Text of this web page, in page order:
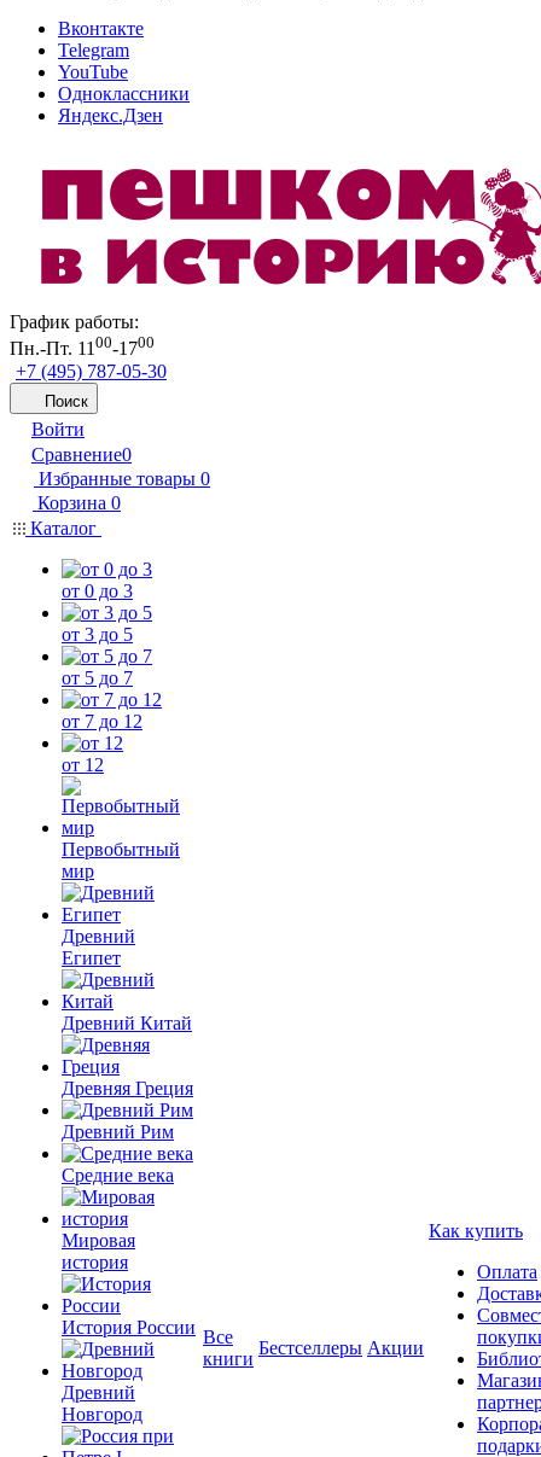
Вконтакте
Telegram
YouTube
Одноклассники
Яндекс.Дзен
График работы:
Пн.-Пт. 1100-1700
+7 (495) 787-05-30
Поиск
Войти
Сравнение0
Избранные товары 0
Корзина 0
Каталог
от 0 до 3
от 3 до 5
от 5 до 7
от 7 до 12
от 12
Первобытный
мир
Древний
Египет
Древний Китай
Древняя Греция
Древний Рим
Средние века
Мировая
история
История России
Древний
Новгород
Все
книги
Бестселлеры Акции
Как купить
Оплата